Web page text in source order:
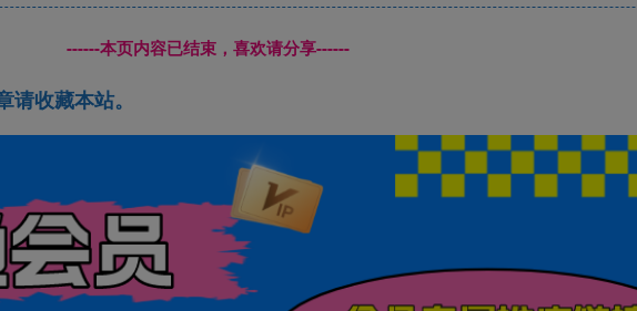
------本页内容已结束，喜欢请分享------
收藏本站。